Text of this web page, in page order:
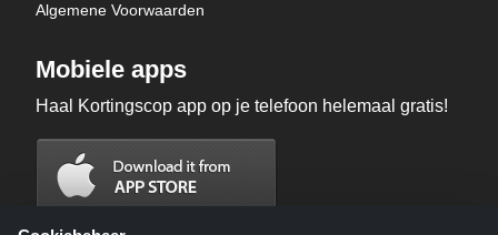
Algemene Voorwaarden
Mobiele apps
Haal Kortingscop app op je telefoon helemaal gratis!